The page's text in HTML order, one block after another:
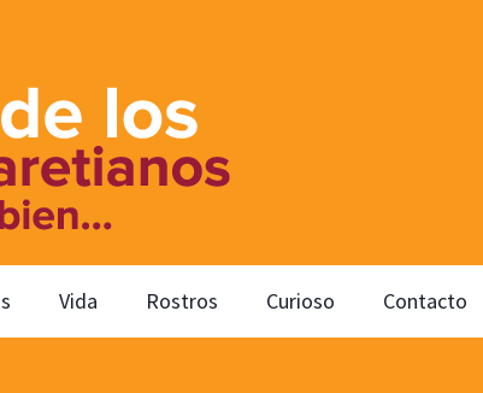
Vida Rostros Curioso Contacto